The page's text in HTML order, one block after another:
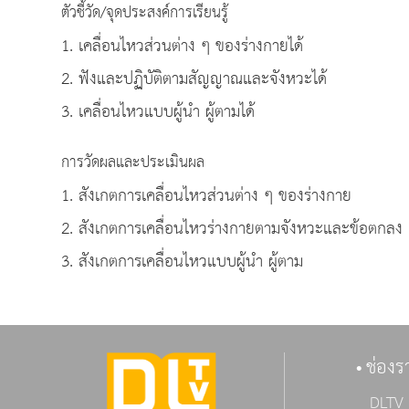
ตัวชี้วัด/จุดประสงค์การเรียนรู้
1. เคลื่อนไหวส่วนต่าง ๆ ของร่างกายได้
2. ฟังและปฏิบัติตามสัญญาณและจังหวะได้
3. เคลื่อนไหวแบบผู้นำ ผู้ตามได้
การวัดผลและประเมินผล
1. สังเกตการเคลื่อนไหวส่วนต่าง ๆ ของร่างกาย
2. สังเกตการเคลื่อนไหวร่างกายตามจังหวะและข้อตกลง
3. สังเกตการเคลื่อนไหวแบบผู้นำ ผู้ตาม
ช่อง